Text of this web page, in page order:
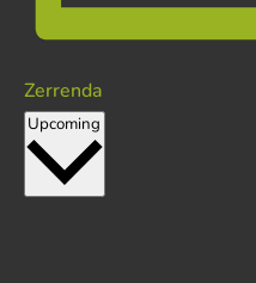
Zerrenda
UpcomingHautatu